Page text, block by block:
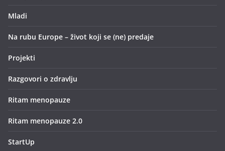
Mladi
Na rubu Europe – život koji se (ne) predaje
Projekti
Razgovori o zdravlju
Ritam menopauze
Ritam menopauze 2.0
StartUp